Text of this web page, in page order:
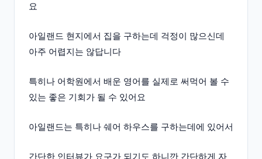
요
아일랜드 현지에서 집을 구하는데 걱정이 많으신데
아주 어렵지는 않답니다
특히나 어학원에서 배운 영어를 실제로 써먹어 볼 수
있는 좋은 기회가 될 수 있어요
아일랜드는 특히나 쉐어 하우스를 구하는데에 있어서
간단한 인터뷰가 요구가 되기도 하니깐 간단하게 자